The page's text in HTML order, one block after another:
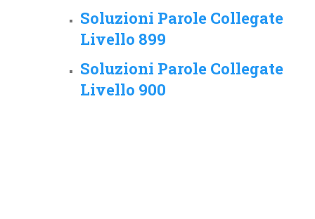
Soluzioni Parole Collegate
Livello 899
Soluzioni Parole Collegate
Livello 900